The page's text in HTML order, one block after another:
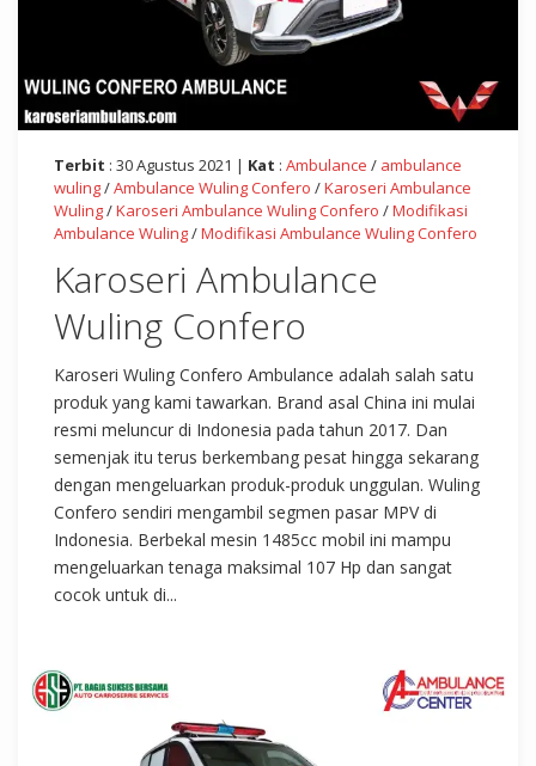
Terbit : 30 Agustus 2021 | Kat : Ambulance / ambulance
wuling/Ambulance Wuling Confero /Karoseri Ambulance
Wuling/Karoseri Ambulance Wuling Confero /Modifikasi
Ambulance Wuling/Modifikasi Ambulance Wuling Confero
Karoseri Ambulance
Wuling Confero
Karoseri Wuling Confero Ambulance adalah salah satu
produk yang kami tawarkan. Brand asal China ini mulai
resmi meluncur di Indonesia pada tahun 2017. Dan
semenjak itu terus berkembang pesat hingga sekarang
dengan mengeluarkan produk-produk unggulan. Wuling
Confero sendiri mengambil segmen pasar MPV di
Indonesia. Berbekal mesin 1485cc mobil ini mampu
mengeluarkan tenaga maksimal 107 Hp dan sangat
cocok untuk di...